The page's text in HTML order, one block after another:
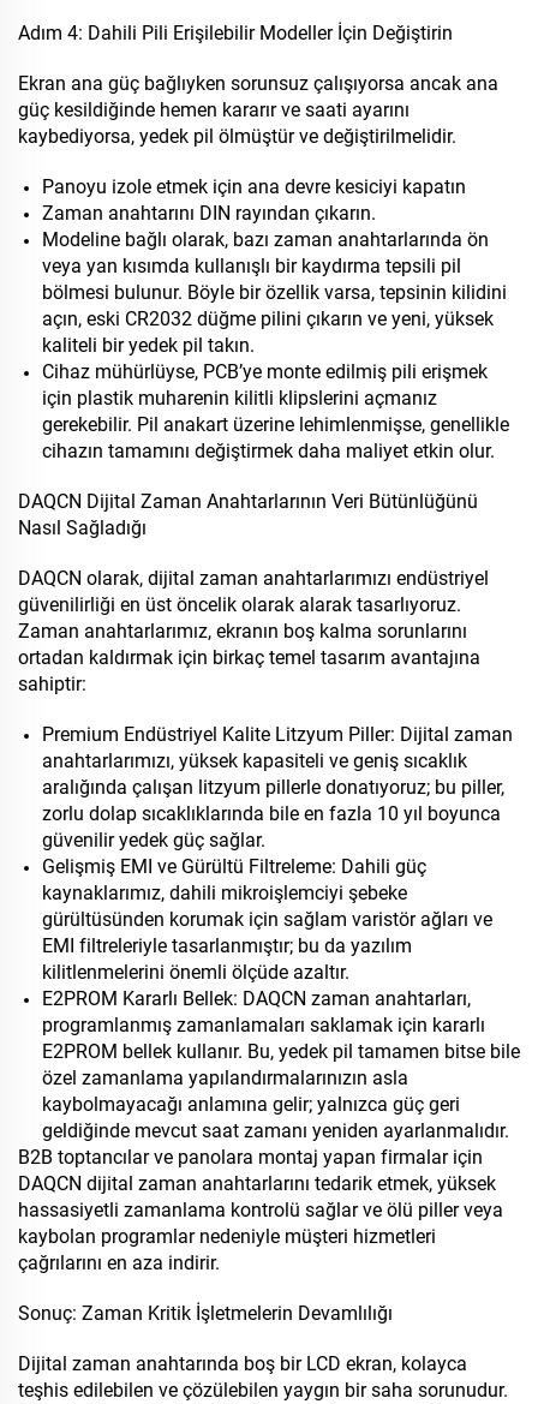
Adım 4: Dahili Pili Erişilebilir Modeller İçin Değiştirin
Ekran ana güç bağlıyken sorunsuz çalışıyorsa ancak ana
güç kesildiğinde hemen kararır ve saati ayarını
kaybediyorsa, yedek pil ölmüştür ve değiştirilmelidir.
Panoyu izole etmek için ana devre kesiciyi kapatın
Zaman anahtarını DIN rayından çıkarın.
Modeline bağlı olarak, bazı zaman anahtarlarında ön
veya yan kısımda kullanışlı bir kaydırma tepsili pil
bölmesi bulunur. Böyle bir özellik varsa, tepsinin kilidini
açın, eski CR2032 düğme pilini çıkarın ve yeni, yüksek
kaliteli bir yedek pil takın.
Cihaz mühürlüyse, PCB’ye monte edilmiş pili erişmek
için plastik muharenin kilitli klipslerini açmanız
gerekebilir. Pil anakart üzerine lehimlenmişse, genellikle
cihazın tamamını değiştirmek daha maliyet etkin olur.
DAQCN Dijital Zaman Anahtarlarının Veri Bütünlüğünü
Nasıl Sağladığı
DAQCN olarak, dijital zaman anahtarlarımızı endüstriyel
güvenilirliği en üst öncelik olarak alarak tasarlıyoruz.
Zaman anahtarlarımız, ekranın boş kalma sorunlarını
ortadan kaldırmak için birkaç temel tasarım avantajına
sahiptir:
Premium Endüstriyel Kalite Litzyum Piller: Dijital zaman
anahtarlarımızı, yüksek kapasiteli ve geniş sıcaklık
aralığında çalışan litzyum pillerle donatıyoruz; bu piller,
zorlu dolap sıcaklıklarında bile en fazla 10 yıl boyunca
güvenilir yedek güç sağlar.
Gelişmiş EMI ve Gürültü Filtreleme: Dahili güç
kaynaklarımız, dahili mikroişlemciyi şebeke
gürültüsünden korumak için sağlam varistör ağları ve
EMI filtreleriyle tasarlanmıştır; bu da yazılım
kilitlenmelerini önemli ölçüde azaltır.
E2PROM Kararlı Bellek: DAQCN zaman anahtarları,
programlanmış zamanlamaları saklamak için kararlı
E2PROM bellek kullanır. Bu, yedek pil tamamen bitse bile
özel zamanlama yapılandırmalarınızın asla
kaybolmayacağı anlamına gelir; yalnızca güç geri
geldiğinde mevcut saat zamanı yeniden ayarlanmalıdır.
B2B toptancılar ve panolara montaj yapan firmalar için
DAQCN dijital zaman anahtarlarını tedarik etmek, yüksek
hassasiyetli zamanlama kontrolü sağlar ve ölü piller veya
kaybolan programlar nedeniyle müşteri hizmetleri
çağrılarını en aza indirir.
Sonuç: Zaman Kritik İşletmelerin Devamlılığı
Dijital zaman anahtarında boş bir LCD ekran, kolayca
teşhis edilebilen ve çözülebilen yaygın bir saha sorunudur.